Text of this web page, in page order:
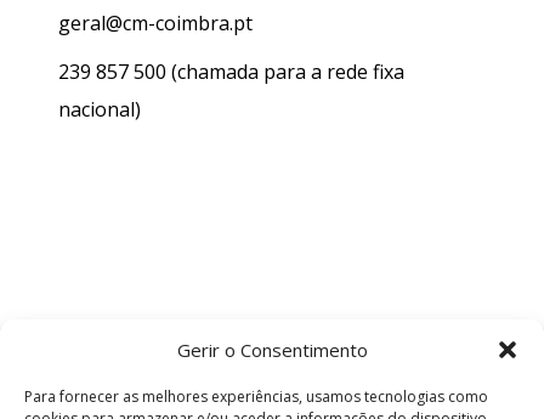
Gerir o Consentimento
Para fornecer as melhores experiências, usamos tecnologias como
geral@cm-coimbra.pt
239 857 500 (chamada para a rede fixa
nacional)